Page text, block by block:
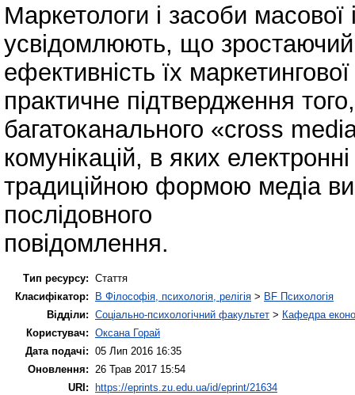
Маркетологи і засоби
усвідомлюють, що зростаючий
ефективність їх
практичне підтвердження
багатоканального «cross
комунікацій, в яких
традиційною формою медіа
послідовного
повідомлення.
Тип ресурсу: Стаття
Класифікатор:
B Філософія, психологія, релігія > BF Психологія
Відділи: Соціально-психологічний факультет > Кафедра
Користувач: Оксана Горай
Дата подачі: 05 Лип 2016 16:35
Оновлення:
26 Трав 2017 15:54
URI: https://eprints.zu.edu.ua/id/eprint/21634